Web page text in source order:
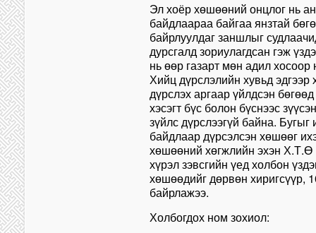
Эл хоёр хөшөөний онцлог нь
байдлаараа байгаа янзтай
байрлуулдаг заншлыг
дурсгалд зориулагдсан гэж
нь өөр газарт мөн адил
Хийц дүрслэлийн хувьд
дүрслэх аргаар үйлдсэн
хэсэгт бүс болон бүснээс
зүйлс дүрслээгүй байна. Бугыг
байдлаар дүрсэлсэн хөшөөг
хөшөөний хөгжлийн эхэн
хүрэл зэвсгийн үед холбон
хөшөөдийг дөрвөн хиригсүүр,
байрлажээ.
Холбогдох ном зохиол: